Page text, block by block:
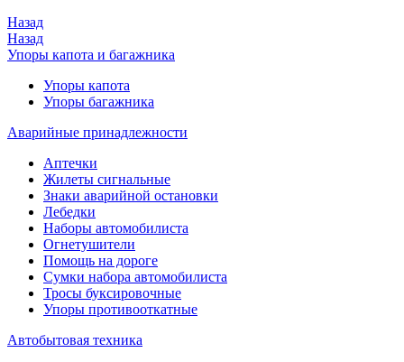
Назад
Назад
Упоры капота и багажника
Упоры капота
Упоры багажника
Аварийные принадлежности
Аптечки
Жилеты сигнальные
Знаки аварийной остановки
Лебедки
Наборы автомобилиста
Огнетушители
Помощь на дороге
Сумки набора автомобилиста
Тросы буксировочные
Упоры противооткатные
Автобытовая техника